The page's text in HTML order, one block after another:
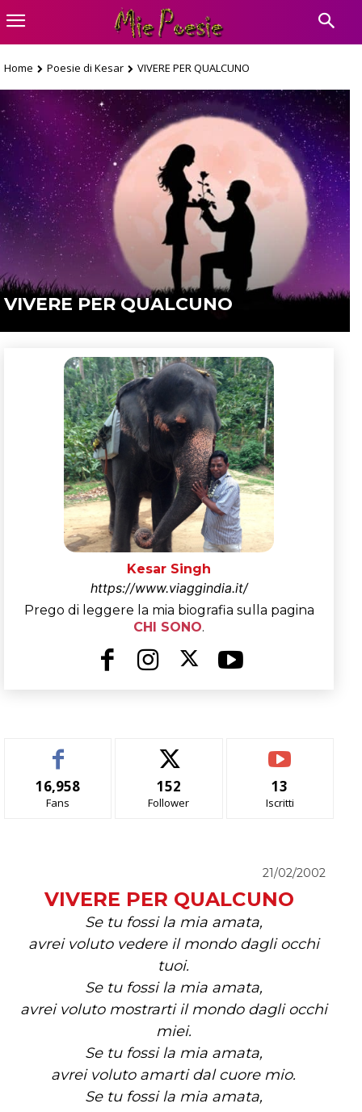
Home Poesie di Kesar VIVERE PER QUALCUNO
VIVERE PER QUALCUNO
Kesar Singh
https://www.viaggindia.it/
Prego di leggere la mia biografia sulla pagina
CHI SONO.
16,958
Fans
152
Follower
13
Iscritti
21/02/2002
VIVERE PER QUALCUNO
Se tu fossi la mia amata,
avrei voluto vedere il mondo dagli occhi
tuoi.
Se tu fossi la mia amata,
avrei voluto mostrarti il mondo dagli occhi
miei.
Se tu fossi la mia amata,
avrei voluto amarti dal cuore mio.
Se tu fossi la mia amata,